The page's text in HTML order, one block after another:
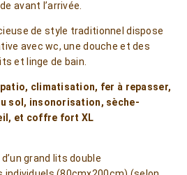
avant l’arrivée.
de style traditionnel dispose
avec wc, une douche et des
et linge de bain.
climatisation, fer à repasser,
sol, insonorisation, sèche-
et coffre fort XL
grand lits double